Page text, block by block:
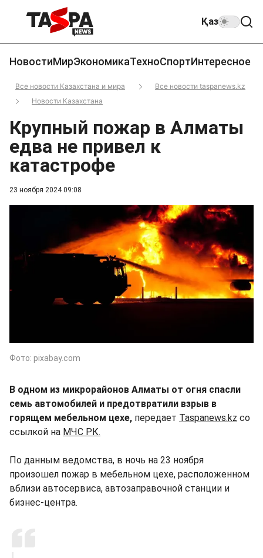
Қаз
НовостиМирЭкономикаТехноСпортИнтересное
Все новости Казахстана и мира
Все новости taspanews.kz
Новости Казахстана
23 ноября 2024 09:08
Крупный пожар в Алматы
едва не привел к
катастрофе
Фото: pixabay.com
В одном из микрорайонов Алматы от огня спасли
семь автомобилей и предотвратили взрыв в
горящем мебельном цехе, передает Taspanews.kz со
ссылкой на МЧС РК.
По данным ведомства, в ночь на 23 ноября
произошел пожар в мебельном цехе, расположенном
вблизи автосервиса, автозаправочной станции и
бизнес-центра.